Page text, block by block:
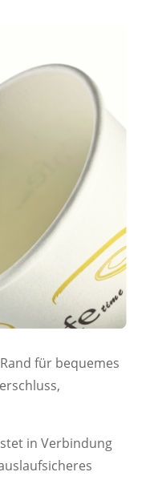
für bequemes
in Verbindung